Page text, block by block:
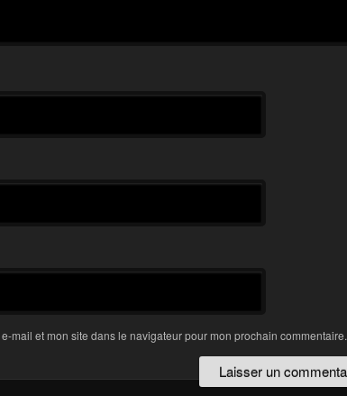
mail et mon site dans le navigateur pour mon prochain commentaire.